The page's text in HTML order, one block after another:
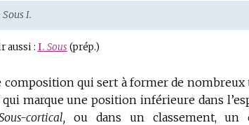
Sous I.
aussi : I. Sous (prép.)
composition qui sert à former de
qui marque une position inférieure dans
cortical, ou dans un classement, un